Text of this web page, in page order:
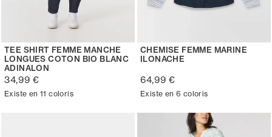
TEE SHIRT FEMME MANCHE
LONGUES COTON BIO BLANC
ADINALON
34,99 €
Existe en 11 coloris
CHEMISE FEMME MARINE
ILONACHE
64,99 €
Existe en 6 coloris